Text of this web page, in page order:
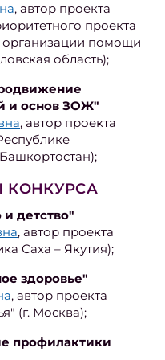
, автор проекта
проекта
организации помощи
область);
и основ ЗОЖ"
, автор проекта
КОНКУРСА
детство"
, автор проекта
Саха – Якутия);
здоровье"
, автор проекта
(г. Москва);
профилактики